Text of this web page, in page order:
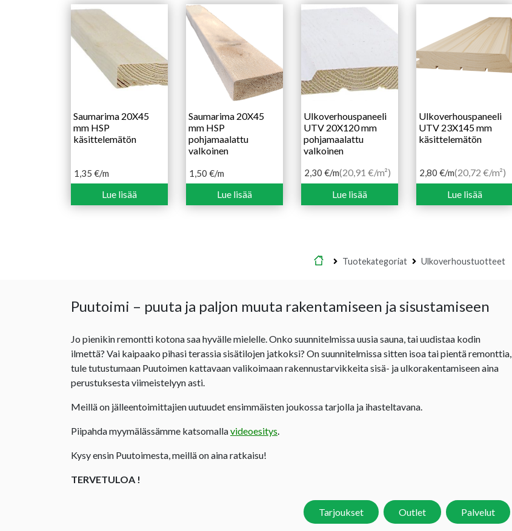
Saumarima 20X45
mm HSP
käsittelemätön
1,35 €/m
Lue lisää
Saumarima 20X45
mm HSP
pohjamaalattu
valkoinen
1,50 €/m
Lue lisää
Ulkoverhouspaneeli
UTV 20X120 mm
pohjamaalattu
valkoinen
2,30 €/m(20,91 €/m²)
Lue lisää
Ulkoverhouspaneeli
UTV 23X145 mm
käsittelemätön
2,80 €/m(20,72 €/m²)
Lue lisää
Etusivu
Tuotekategoriat Ulkoverhoustuotteet
Puutoimi – puuta ja paljon muuta rakentamiseen ja sisustamiseen
Jo pienikin remontti kotona saa hyvälle mielelle. Onko suunnitelmissa uusia sauna, tai uudistaa kodin
ilmettä? Vai kaipaako pihasi terassia sisätilojen jatkoksi? On suunnitelmissa sitten isoa tai pientä remonttia,
tule tutustumaan Puutoimen kattavaan valikoimaan rakennustarvikkeita sisä- ja ulkorakentamiseen aina
perustuksesta viimeistelyyn asti.
Meillä on jälleentoimittajien uutuudet ensimmäisten joukossa tarjolla ja ihasteltavana.
Piipahda myymälässämme katsomallavideoesitys.
Kysy ensin Puutoimesta, meillä on aina ratkaisu!
TERVETULOA !
Tarjoukset Outlet Palvelut